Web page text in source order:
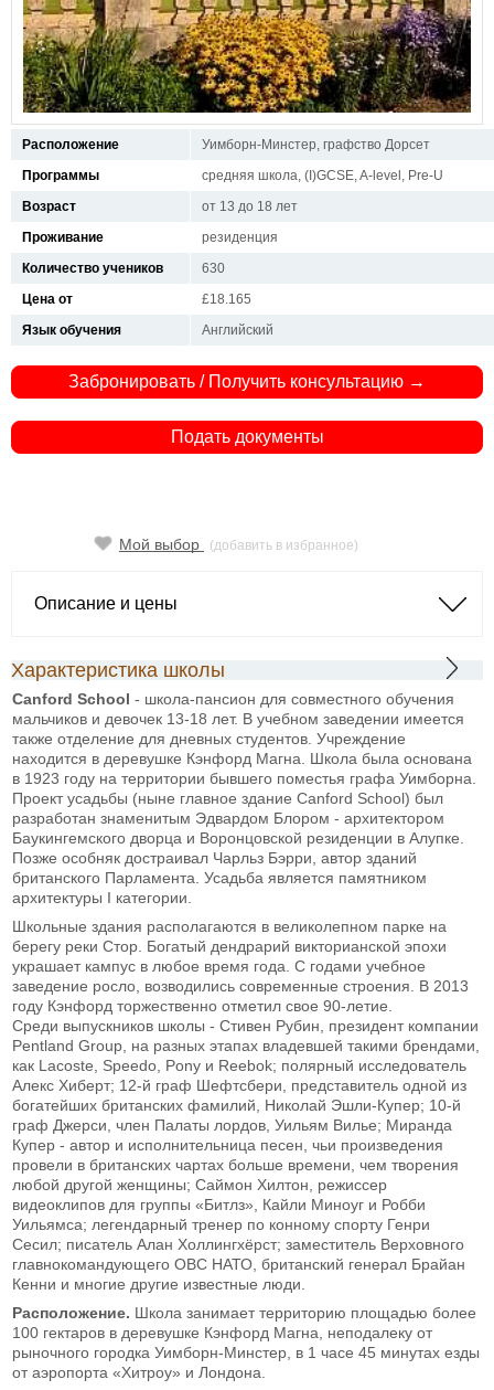
Расположение
Уимборн-Минстер, графство Дорсет
Программы
средняя школа, (I)GCSE, A-level, Pre-U
Возраст
от 13 до 18 лет
Проживание
резиденция
Количество учеников
630
Цена от
£18.165
Язык обучения
Английский
Забронировать / Получить консультацию →
Подать документы
Мой выбор (добавить в избранное)
Описание и цены
Характеристика школы
Canford School - школа-пансион для совместного обучения
мальчиков и девочек 13-18 лет. В учебном заведении имеется
также отделение для дневных студентов. Учреждение
находится в деревушке Кэнфорд Магна. Школа была основана
в 1923 году на территории бывшего поместья графа Уимборна.
Проект усадьбы (ныне главное здание Canford School) был
разработан знаменитым Эдвардом Блором - архитектором
Бaукингемского дворца и Воронцовской резиденции в Алупке.
Позже особняк достраивал Чарльз Бэрри, автор зданий
британского Парламента. Усадьба является памятником
архитектуры I категории.
Школьные здания располагаются в великолепном парке на
берегу реки Стор. Богатый дендрарий викторианской эпохи
украшает кампус в любое время года. С годами учебное
заведение росло, возводились современные строения. В 2013
году Кэнфорд торжественно отметил свое 90-летие.
Среди выпускников школы - Стивен Рубин, президент компании
Pentland Group, на разных этапах владевшей такими брендами,
как Lacoste, Speedo, Pony и Reebok; полярный исследователь
Алекс Хиберт; 12-й граф Шефтсбери, представитель одной из
богатейших британских фамилий, Николай Эшли-Купер; 10-й
граф Джерси, член Палаты лордов, Уильям Вилье; Миранда
Купер - автор и исполнительница песен, чьи произведения
провели в британских чартах больше времени, чем творения
любой другой женщины; Саймон Хилтон, режиссер
видеоклипов для группы «Битлз», Кайли Миноуг и Робби
Уильямса; легендарный тренер по конному спорту Генри
Сесил; писатель Алан Холлингхёрст; заместитель Верховного
главнокомандующего ОВС НАТО, британский генерал Брайан
Кенни и многие другие известные люди.
Расположение. Школа занимает территорию площадью более
100 гектаров в деревушке Кэнфорд Магна, неподалеку от
рыночного городка Уимборн-Минстер, в 1 часе 45 минутах езды
от аэропорта «Хитроу» и Лондона.